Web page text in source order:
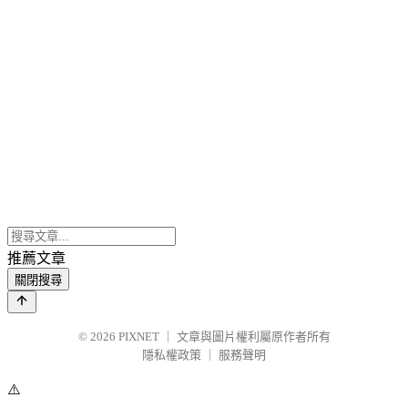
推薦文章
關閉搜尋
© 2026 PIXNET
文章與圖片權利屬原作者所有
隱私權政策
服務聲明
⚠️